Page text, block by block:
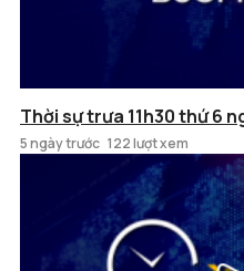
Thời sự trưa 11h30 thứ 6
5 ngày trước 122 lượt xem